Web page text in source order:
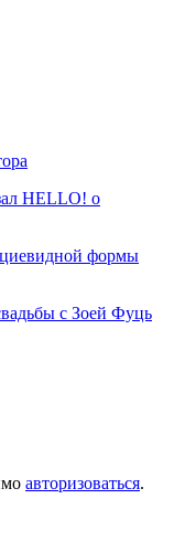
HELLO! о
формы
с Зоей Фуць
авторизоваться.